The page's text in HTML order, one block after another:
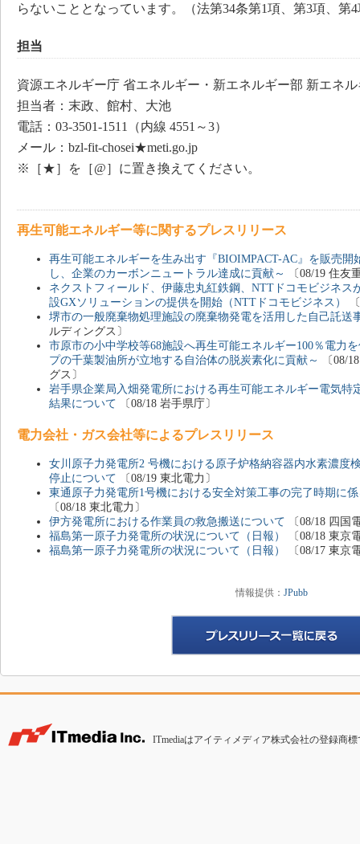
らないこととなっています。（法第34条第1項、第3項、第
担当
資源エネルギー庁 省エネルギー・新エネルギー部 新エネ
担当者：末政、館村、大池
電話：03-3501-1511（内線 4551～3）
メール：bzl-fit-chosei★meti.go.jp
※［★］を［@］に置き換えてください。
再生可能エネルギー等に関するプレスリリース
再生可能エネルギーを生み出す『BIOIMPACT-AC』を販売開
し、企業のカーボンニュートラル達成に貢献～
〔08/19 住友
ネクストフィールド、伊藤忠丸紅鉄鋼、NTTドコモビジネス
設GXソリューションの提供を開始（NTTドコモビジネス）
堺市の一般廃棄物処理施設の廃棄物発電を活用した自己託送
ルディングス〕
市原市の小中学校等68施設へ再生可能エネルギー100％電力
プの千葉製油所が立地する自治体の脱炭素化に貢献～
〔08/
グス〕
岩手県企業局入畑発電所における再生可能エネルギー電気特
結果について 〔08/18 岩手県庁〕
電力会社・ガス会社等によるプレスリリース
女川原子力発電所2 号機における原子炉格納容器内水素濃度
停止について 〔08/19 東北電力〕
東通原子力発電所1号機における安全対策工事の完了時期に
〔08/18 東北電力〕
伊方発電所における作業員の救急搬送について 〔08/18 四国
福島第一原子力発電所の状況について（日報）
〔08/18 東京
福島第一原子力発電所の状況について（日報）
〔08/17 東京
情報提供： JPubb
ITmediaはアイティメディア株式会社の登録商